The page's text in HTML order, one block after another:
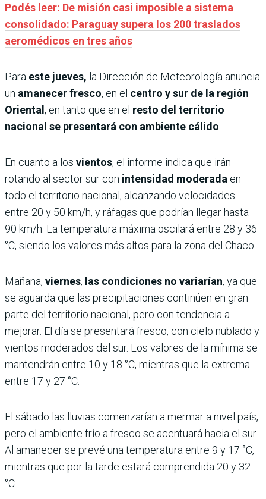
Podés leer: De misión casi imposible a sistema
consolidado: Paraguay supera los 200 traslados
aeromédicos en tres años
Para este jueves, la Dirección de Meteorología anuncia
un amanecer fresco, en el centro y sur de la región
Oriental, en tanto que en el resto del territorio
nacional se presentará con ambiente cálido
En cuanto a los vientos, el informe indica que irán
rotando al sector sur con intensidad moderada en
todo el territorio nacional, alcanzando velocidades
entre 20 y 50 km/h, y ráfagas que podrían llegar hasta
90 km/h. La temperatura máxima oscilará entre 28 y 36
°C, siendo los valores más altos para la zona del Chaco.
Mañana, viernes, las condiciones no variarían, ya que
se aguarda que las precipitaciones continúen en gran
parte del territorio nacional, pero con tendencia a
mejorar. El día se presentará fresco, con cielo nublado y
vientos moderados del sur. Los valores de la mínima se
mantendrán entre 10 y 18 °C, mientras que la extrema
entre 17 y 27 °C.
El sábado las lluvias comenzarían a mermar a nivel país,
pero el ambiente frío a fresco se acentuará hacia el sur.
Al amanecer se prevé una temperatura entre 9 y 17 °C,
mientras que por la tarde estará comprendida 20 y 32
°C.